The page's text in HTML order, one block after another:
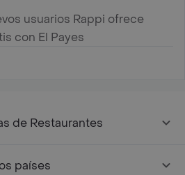
usuarios Rappi ofrece
con El Payes
de Restaurantes
países